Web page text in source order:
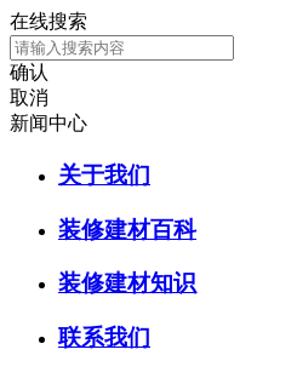
在线搜索
确认
取消
新闻中心
关于我们
装修建材百科
装修建材知识
联系我们